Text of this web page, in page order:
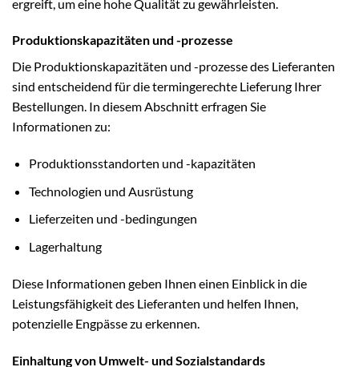
ergreift, um eine hohe Qualität zu gewährleisten.
Produktionskapazitäten und -prozesse
Die Produktionskapazitäten und -prozesse des Lieferanten
sind entscheidend für die termingerechte Lieferung Ihrer
Bestellungen. In diesem Abschnitt erfragen Sie
Informationen zu:
Produktionsstandorten und -kapazitäten
Technologien und Ausrüstung
Lieferzeiten und -bedingungen
Lagerhaltung
Diese Informationen geben Ihnen einen Einblick in die
Leistungsfähigkeit des Lieferanten und helfen Ihnen,
potenzielle Engpässe zu erkennen.
Einhaltung von Umwelt- und Sozialstandards